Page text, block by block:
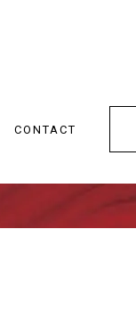
CONTACT